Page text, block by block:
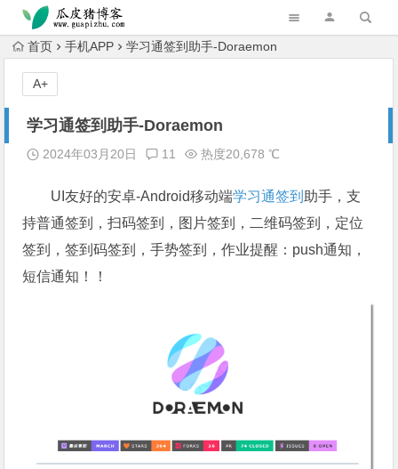
跳转到主内容
首页 手机APP 学习通签到助手-Doraemon
学习通签到助手-Doraemon
2024年03月20日 11 热度20,678 ℃
UI友好的安卓-Android移动端学习通签到 助手，支
持普通签到，扫码签到，图片签到，二维码签到，定位
签到，签到码签到，手势签到，作业提醒：push通知，
短信通知！！
A+